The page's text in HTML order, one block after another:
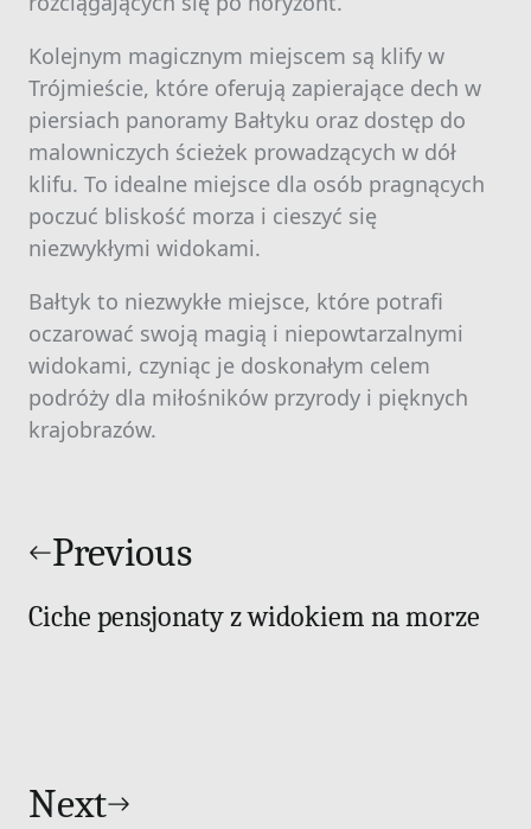
Kolejnym magicznym miejscem są klify w
Trójmieście, które oferują zapierające dech w
piersiach panoramy Bałtyku oraz dostęp do
malowniczych ścieżek prowadzących w dół
klifu. To idealne miejsce dla osób pragnących
poczuć bliskość morza i cieszyć się
niezwykłymi widokami.
Bałtyk to niezwykłe miejsce, które potrafi
oczarować swoją magią i niepowtarzalnymi
widokami, czyniąc je doskonałym celem
podróży dla miłośników przyrody i pięknych
krajobrazów.
wpisu
Previous
Ciche pensjonaty z widokiem na morze
Next